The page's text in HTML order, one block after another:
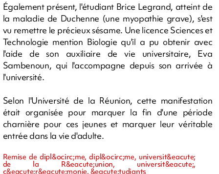
Également présent, l'étudiant Brice Legrand, atteint de
la maladie de Duchenne (une myopathie grave), s'est
vu remettre le précieux sésame. Une licence Sciences et
Technologie mention Biologie qu'il a pu obtenir avec
l'aide de son auxiliaire de vie universitaire, Eva
Sambenoun, qui l'accompagne depuis son arrivée à
l'université.
Selon l'Université de la Réunion, cette manifestation
était organisée pour marquer la fin d'une période
charnière pour ces jeunes et marquer leur véritable
entrée dans la vie d'adulte.
Remise de dipl&ocirc;me, dipl&ocirc;me, universit&eacute;
de la R&eacute;union, universit&eacute;,
c&eacute;r&eacute;monie, &eacute;tudiants